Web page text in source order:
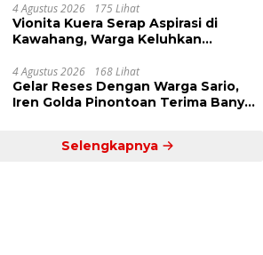
4 Agustus 2026 175 Lihat
Vionita Kuera Serap Aspirasi di
Kawahang, Warga Keluhkan
4 Agustus 2026 168 Lihat
Gelar Reses Dengan Warga Sario,
Iren Golda Pinontoan Terima Banyak
Selengkapnya